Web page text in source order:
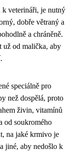
k veterináři, je nutný
dobře větraný a
a chráněně.
už od malička, aby
speciálně pro
než dospělá, proto
živin, vitamínů
od soukromého
na jaké krmivo je
jiné, aby nedošlo k